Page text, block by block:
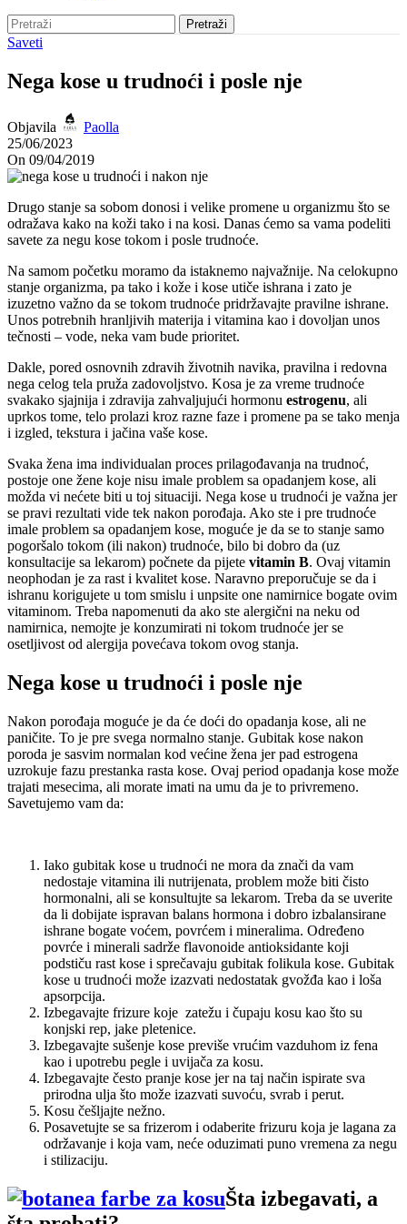
Pretraži
Saveti
Nega kose u trudnoći i posle nje
Objavila
Paolla
25/06/2023
On 09/04/2019
Drugo stanje sa sobom donosi i velike promene u organizmu što se
odražava kako na koži tako i na kosi. Danas ćemo sa vama podeliti
savete za negu kose tokom i posle trudnoće.
Na samom početku moramo da istaknemo najvažnije. Na celokupno
stanje organizma, pa tako i kože i kose utiče ishrana i zato je
izuzetno važno da se tokom trudnoće pridržavajte pravilne ishrane.
Unos potrebnih hranljivih materija i vitamina kao i dovoljan unos
tečnosti – vode, neka vam bude prioritet.
Dakle, pored osnovnih zdravih životnih navika, pravilna i redovna
nega celog tela pruža zadovoljstvo. Kosa je za vreme trudnoće
svakako sjajnija i zdravija zahvaljujući hormonu estrogenu, ali
uprkos tome, telo prolazi kroz razne faze i promene pa se tako menja
i izgled, tekstura i jačina vaše kose.
Svaka žena ima individualan proces prilagođavanja na trudnoć,
postoje one žene koje nisu imale problem sa opadanjem kose, ali
možda vi nećete biti u toj situaciji. Nega kose u trudnoći je važna jer
se pravi rezultati vide tek nakon porođaja. Ako ste i pre trudnoće
imale problem sa opadanjem kose, moguće je da se to stanje samo
pogoršalo tokom (ili nakon) trudnoće, bilo bi dobro da (uz
konsultacije sa lekarom) počnete da pijete vitamin B. Ovaj vitamin
neophodan je za rast i kvalitet kose. Naravno preporučuje se da i
ishranu korigujete u tom smislu i unpsite one namirnice bogate ovim
vitaminom. Treba napomenuti da ako ste alergični na neku od
namirnica, nemojte je konzumirati ni tokom trudnoće jer se
osetljivost od alergija povećava tokom ovog stanja.
Nega kose u trudnoći i posle nje
Nakon porođaja moguće je da će doći do opadanja kose, ali ne
paničite. To je pre svega normalno stanje. Gubitak kose nakon
poroda je sasvim normalan kod većine žena jer pad estrogena
uzrokuje fazu prestanka rasta kose. Ovaj period opadanja kose može
trajati mesecima, ali morate imati na umu da je to privremeno.
Savetujemo vam da:
Iako gubitak kose u trudnoći ne mora da znači da vam
nedostaje vitamina ili nutrijenata, problem može biti čisto
hormonalni, ali se konsultujte sa lekarom. Treba da se uverite
da li dobijate ispravan balans hormona i dobro izbalansirane
ishrane bogate voćem, povrćem i mineralima. Određeno
povrće i minerali sadrže flavonoide antioksidante koji
podstiču rast kose i sprečavaju gubitak folikula kose. Gubitak
kose u trudnoći može izazvati nedostatak gvožđa kao i loša
apsorpcija.
Izbegavajte frizure koje zatežu i čupaju kosu kao što su
konjski rep, jake pletenice.
Izbegavajte sušenje kose previše vrućim vazduhom iz fena
kao i upotrebu pegle i uvijača za kosu.
Izbegavajte često pranje kose jer na taj način ispirate sva
prirodna ulja što može izazvati suvoću, svrab i perut.
Kosu češljajte nežno.
Posavetujte se sa frizerom i odaberite frizuru koja je lagana za
održavanje i koja vam, neće oduzimati puno vremena za negu
i stilizaciju.
Šta izbegavati, a